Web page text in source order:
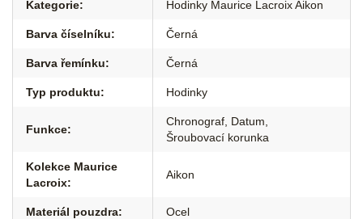
Kategorie: Hodinky Maurice Lacroix Aikon
Barva číselníku: Černá
Barva řemínku: Černá
Typ produktu: Hodinky
Funkce:
Chronograf Datum
Šroubovací korunka
Kolekce Maurice
Lacroix:
Aikon
Materiál pouzdra: Ocel